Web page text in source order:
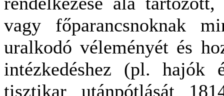
vagy főparancsnoknak
uralkodó véleményét és
intézkedéshez (pl. hajók
tisztikar utánpótlását